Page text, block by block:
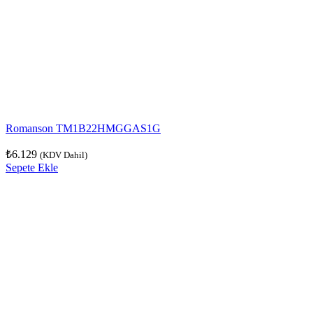
Romanson TM1B22HMGGAS1G
₺6.129 (KDV Dahil)
Sepete Ekle